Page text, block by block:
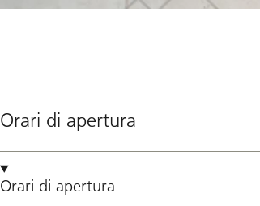
Orari di apertura
Orari di apertura